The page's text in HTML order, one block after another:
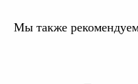
Мы также